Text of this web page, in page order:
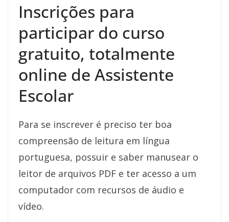
Inscrições para
participar do curso
gratuito, totalmente
online de Assistente
Escolar
Para se inscrever é preciso ter boa
compreensão de leitura em língua
portuguesa, possuir e saber manusear o
leitor de arquivos PDF e ter acesso a um
computador com recursos de áudio e
vídeo.